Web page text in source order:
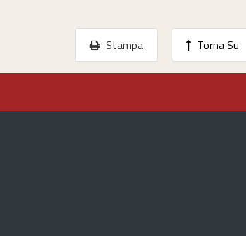
Stampa Torna Su